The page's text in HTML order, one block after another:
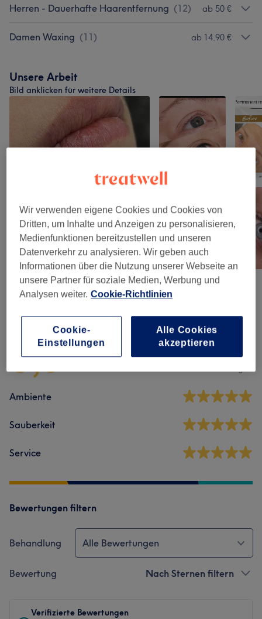
Herren - Dauerhafte Haarentfernung (12) ab 50 €
Damen Waxing (11) ab 14,90 €
Unsere Arbeit
Bild anklicken für weitere Details
5,0
Ambiente
Sauberkeit
Service
Bewertungen filtern
Behandlung Alle Bewertungen
Bewertung Nach Sternen filtern
Verifizierte Bewertungen
Wir verwenden eigene Cookies und Cookies von
Dritten, um Inhalte und Anzeigen zu personalisieren,
Medienfunktionen bereitzustellen und unseren
Datenverkehr zu analysieren. Wir geben auch
Informationen über die Nutzung unserer Webseite an
unsere Partner für soziale Medien, Werbung und
Analysen weiter. Cookie-Richtlinien
Alle Cookies
akzeptieren
Cookie-
Einstellungen